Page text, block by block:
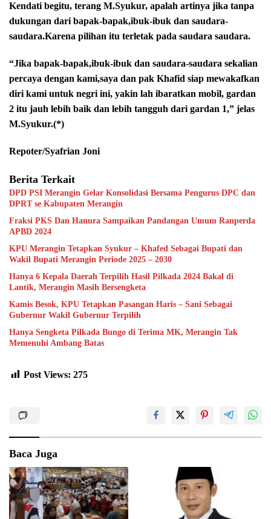
Kendati begitu, terang M.Syukur, apalah artinya jika tanpa
dukungan dari bapak-bapak,ibuk-ibuk dan saudara-
saudara.Karena pilihan itu terletak pada saudara saudara.
“Jika bapak-bapak,ibuk-ibuk dan saudara-saudara sekalian
percaya dengan kami,saya dan pak Khafid siap mewakafkan
diri kami untuk negri ini, yakin lah ibaratkan mobil, gardan
2 itu jauh lebih baik dan lebih tangguh dari gardan 1,” jelas
M.Syukur.(*)
Repoter/Syafrian Joni
Berita Terkait
DPD PSI Merangin Gelar Konsolidasi Bersama Pengurus DPC dan
DPRT se Kabupaten Merangin
Fraksi PKS Dan Hanura Sampaikan Pandangan Umum Ranperda
APBD 2024
KPU Merangin Tetapkan Syukur – Khafed Sebagai Bupati dan
Wakil Bupati Merangin Periode 2025 – 2030
Hanya 6 Kepala Daerah Terpilih Hasil Pilkada 2024 Bakal di
Lantik, Merangin Masih Bersengketa
Kamis Besok, KPU Tetapkan Pasangan Haris – Sani Sebagai
Gubernur Wakil Gubernur Terpilih
Hanya Sengketa Pilkada Bungo di Terima MK, Merangin Tak
Memenuhi Ambang Batas
Post Views: 275
Baca Juga